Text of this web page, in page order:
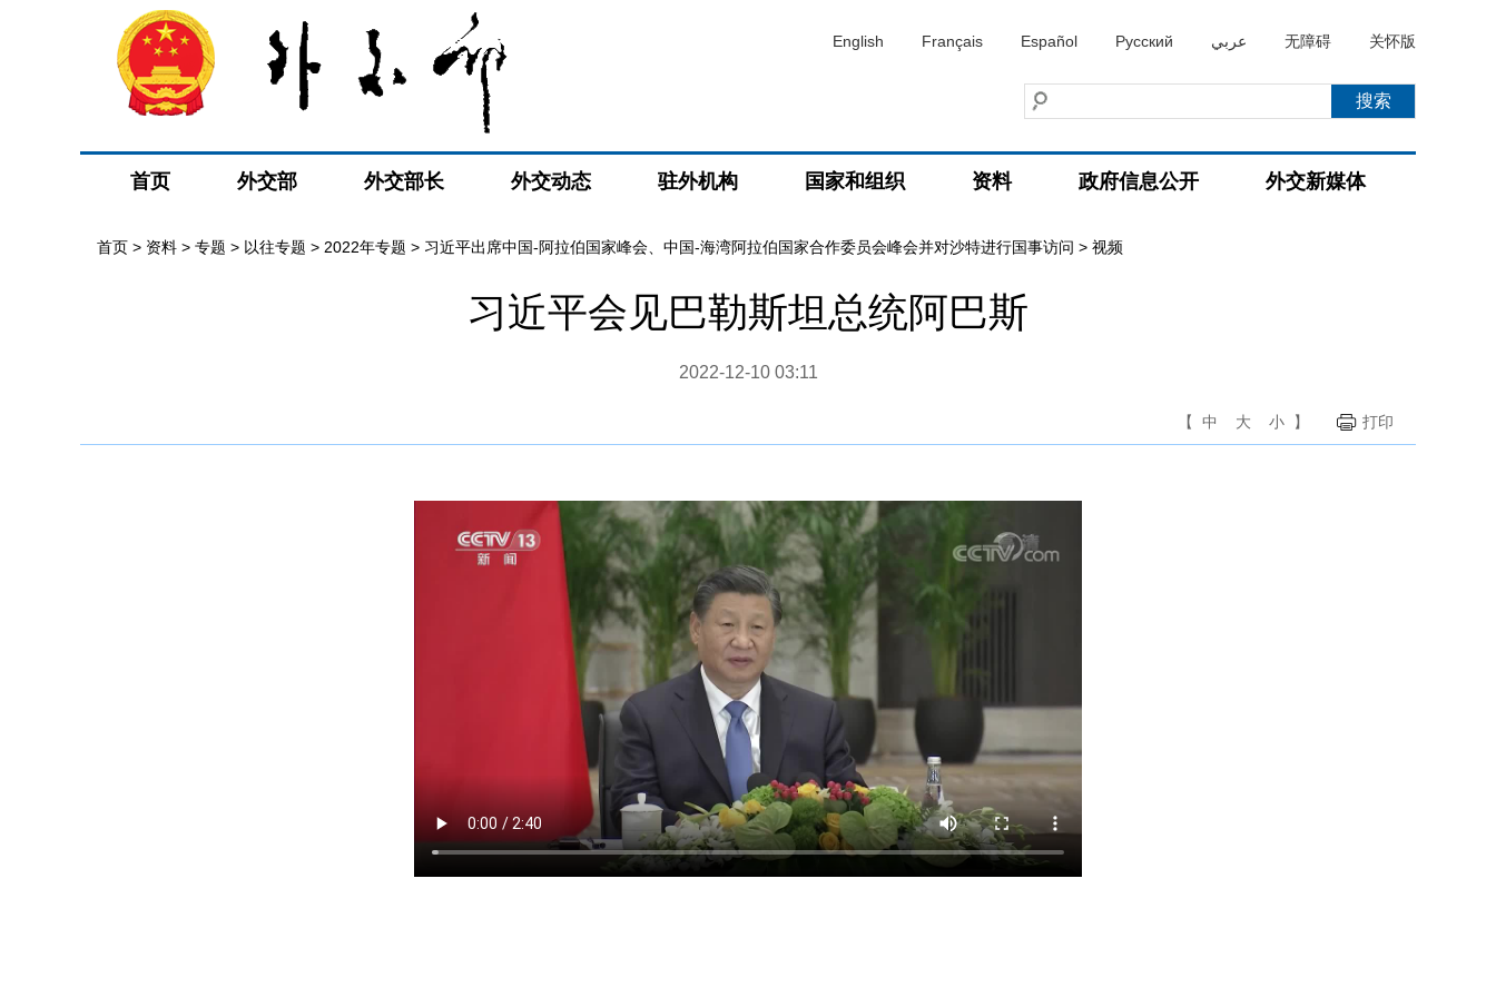
English Français Español Русский عربي 无障碍 关怀版
首页 外交部 外交部长 外交动态 驻外机构 国家和组织 资料 政府信息公开 外交新媒体
首页 > 资料 > 专题 > 以往专题 > 2022年专题 > 习近平出席中国-阿拉伯国家峰会、中国-海湾阿拉伯国家合作委员会峰会并对沙特进行国事访问 > 视频
习近平会见巴勒斯坦总统阿巴斯
2022-12-10 03:11
【 中 大 小 】 打印